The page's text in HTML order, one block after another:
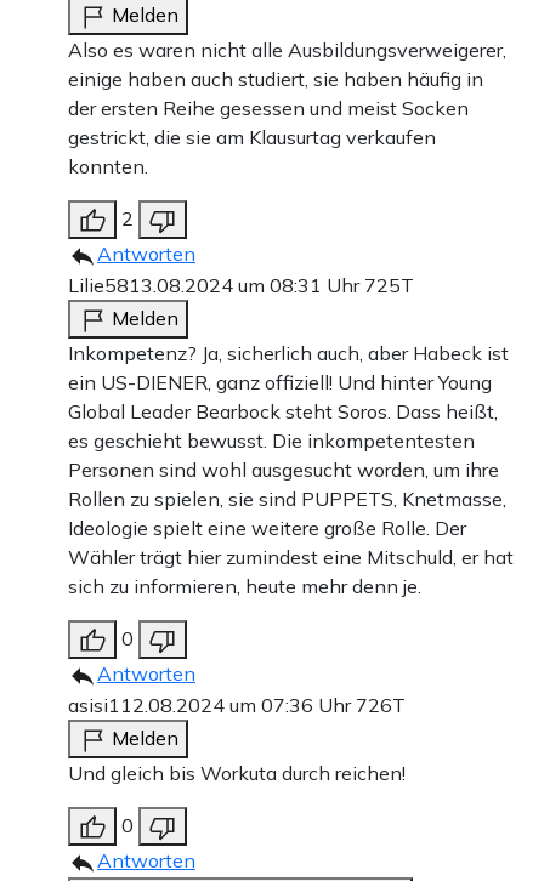
Melden
Also es waren nicht alle Ausbildungsverweigerer,
einige haben auch studiert, sie haben häufig in
der ersten Reihe gesessen und meist Socken
gestrickt, die sie am Klausurtag verkaufen
konnten.
2
Antworten
Lilie5813.08.2024 um 08:31 Uhr 725T
Melden
Inkompetenz? Ja, sicherlich auch, aber Habeck ist
ein US-DIENER, ganz offiziell! Und hinter Young
Global Leader Bearbock steht Soros. Dass heißt,
es geschieht bewusst. Die inkompetentesten
Personen sind wohl ausgesucht worden, um ihre
Rollen zu spielen, sie sind PUPPETS, Knetmasse,
Ideologie spielt eine weitere große Rolle. Der
Wähler trägt hier zumindest eine Mitschuld, er hat
sich zu informieren, heute mehr denn je.
0
Antworten
asisi1 12.08.2024 um 07:36 Uhr 726T
Melden
Und gleich bis Workuta durch reichen!
0
Antworten